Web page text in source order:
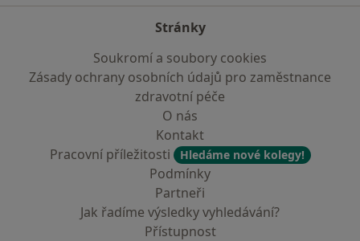
Stránky
Soukromí a soubory cookies
Zásady ochrany osobních údajů pro zaměstnance
zdravotní péče
O nás
Kontakt
Pracovní příležitosti
Hledáme nové kolegy!
Podmínky
Partneři
Jak řadíme výsledky vyhledávání?
Přístupnost